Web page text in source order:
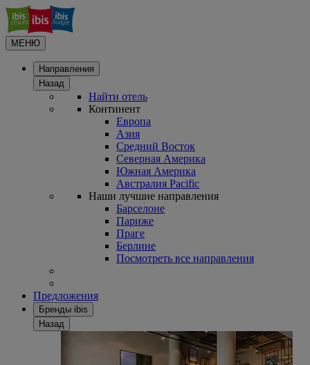
МЕНЮ
Направления
Назад
Найти отель
Континент
Европа
Азия
Средний Восток
Северная Америка
Южная Америка
Австралия Pacific
Наши лучшие направления
Барселоне
Париже
Праге
Берлине
Посмотреть все направления
Предложения
Бренды ibis
Назад